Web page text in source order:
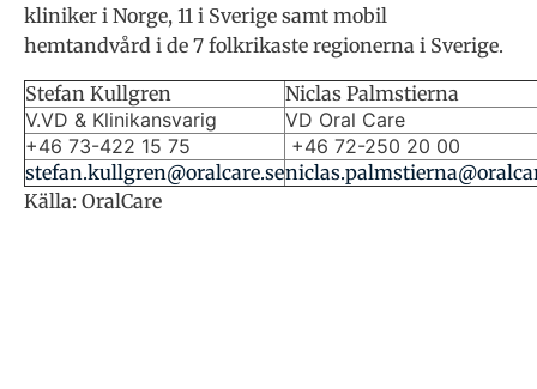
kliniker i Norge, 11 i Sverige samt mobil
hemtandvård i de 7 folkrikaste regionerna i Sverige.
Stefan Kullgren
Niclas Palmstierna
V.VD & Klinikansvarig
VD Oral Care
+46 73-422 15 75
+46 72-250 20 00
stefan.kullgren@oralcare.se
Källa: OralCare